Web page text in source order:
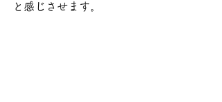
と感じさせます。